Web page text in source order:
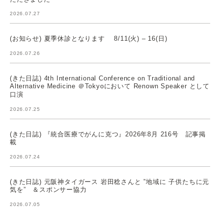
2026.07.27
(お知らせ) 夏季休診となります 8/11(火) – 16(日)
2026.07.26
(きた日誌) 4th International Conference on Traditional and
Alternative Medicine ＠Tokyoにおいて Renown Speaker として
口演
2026.07.25
(きた日誌) 『統合医療でがんに克つ』2026年8月 216号 記事掲
載
2026.07.24
(きた日誌) 元阪神タイガース 岩田稔さんと ”地域に 子供たちに元
気を” ＆スポンサー協力
2026.07.05